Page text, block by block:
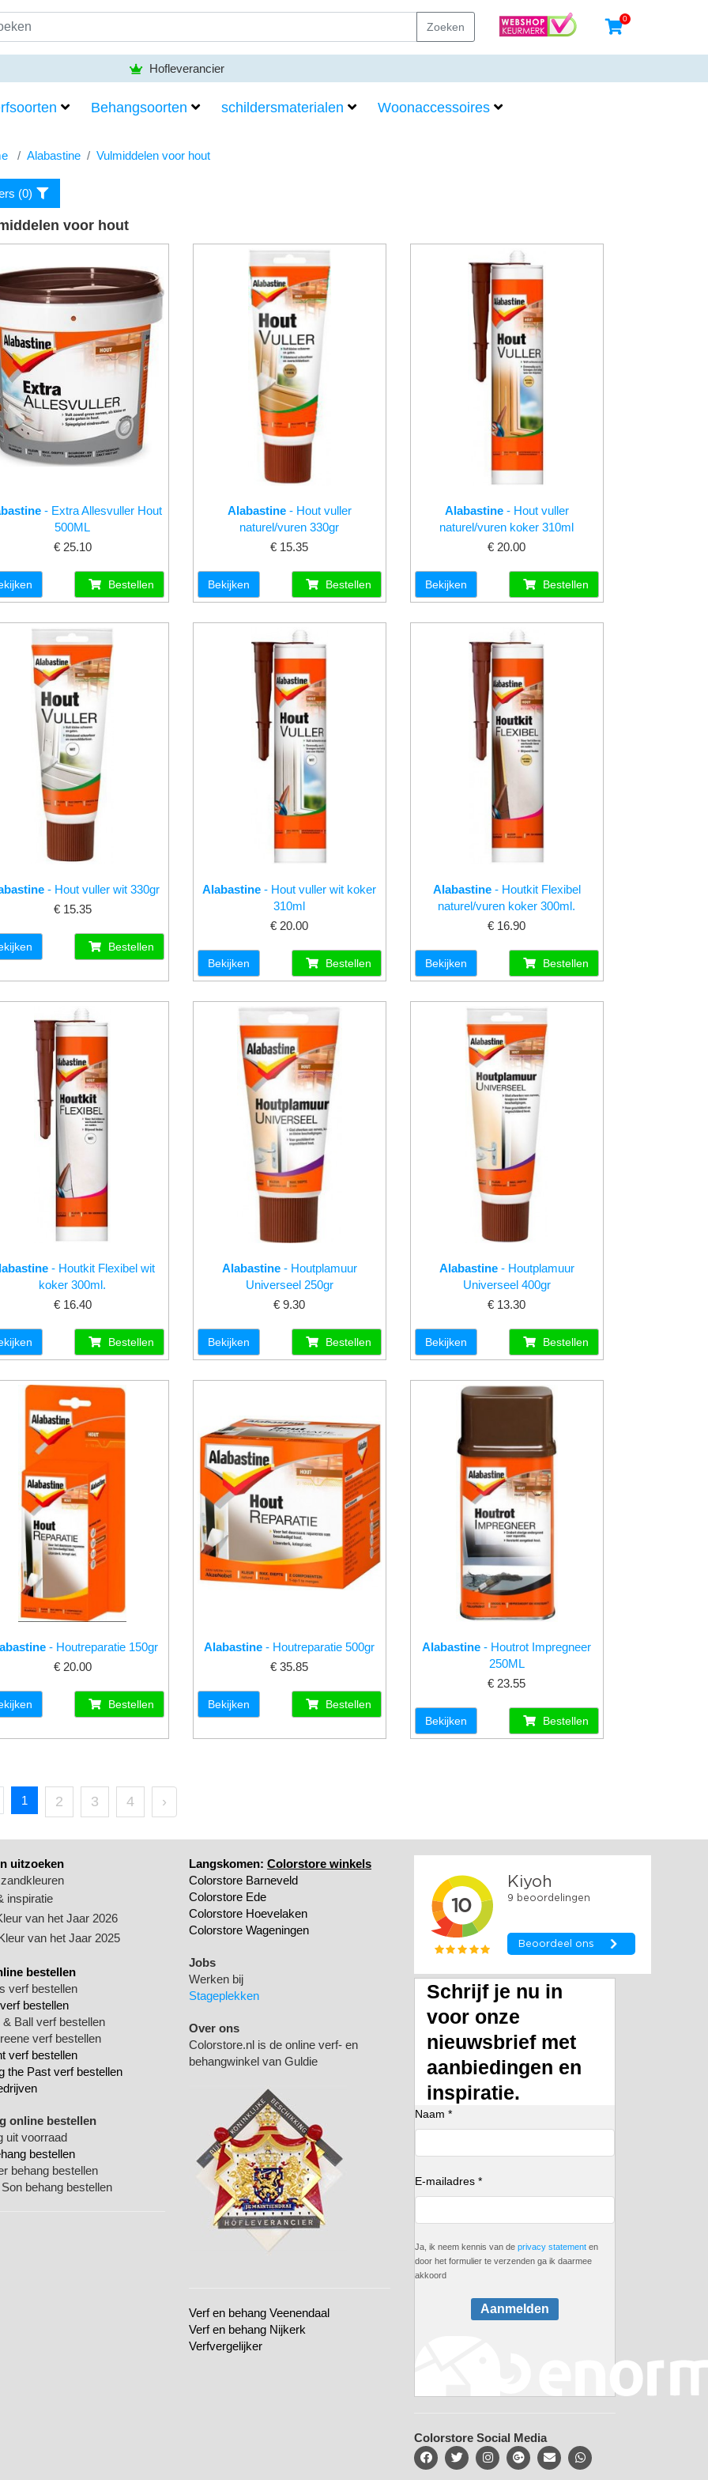
Zoeken
0
Hofleverancier
Behangsoorten schildersmaterialen Woonaccessoires
Alabastine Vulmiddelen voor hout
(0)
voor hout
- Extra Allesvuller Hout
500ML
€ 25.10
Bestellen
Alabastine- Hout vuller
naturel/vuren 330gr
€ 15.35
Bekijken Bestellen
Alabastine- Hout vuller
naturel/vuren koker 310ml
€ 20.00
Bekijken Bestellen
- Hout vuller wit 330gr
€ 15.35
Bestellen
Alabastine - Hout vuller wit koker
310ml
€ 20.00
Bekijken Bestellen
Alabastine- Houtkit Flexibel
naturel/vuren koker 300ml.
€ 16.90
Bekijken Bestellen
- Houtkit Flexibel wit
koker 300ml.
€ 16.40
Bestellen
Alabastine- Houtplamuur
Universeel 250gr
€ 9.30
Bekijken Bestellen
Alabastine- Houtplamuur
Universeel 400gr
€ 13.30
Bekijken Bestellen
- Houtreparatie 150gr
€ 20.00
Bestellen
Alabastine - Houtreparatie 500gr
€ 35.85
Bekijken Bestellen
Alabastine - Houtrot Impregneer
250ML
€ 23.55
Bekijken Bestellen
1 2 3 4 ›
uitzoeken
inspiratie
van het Jaar 2026
van het Jaar 2025
bestellen
verf bestellen
bestellen
Ball verf bestellen
verf bestellen
verf bestellen
the Past verf bestellen
online bestellen
uit voorraad
bestellen
behang bestellen
behang bestellen
Langskomen: Colorstore winkels
Colorstore Barneveld
Colorstore Ede
Colorstore Hoevelaken
Colorstore Wageningen
Jobs
Werken bij
Stageplekken
Over ons
Colorstore.nl is de online verf- en
behangwinkel van Guldie
Verf en behang Veenendaal
Verf en behang Nijkerk
Verfvergelijker
Schrijf je nu in
voor onze
nieuwsbrief met
aanbiedingen en
inspiratie.
Naam *
E-mailadres *
Ja, ik neem kennis van de privacy statement en
door het formulier te verzenden ga ik daarmee
akkoord
Aanmelden
Colorstore Social Media